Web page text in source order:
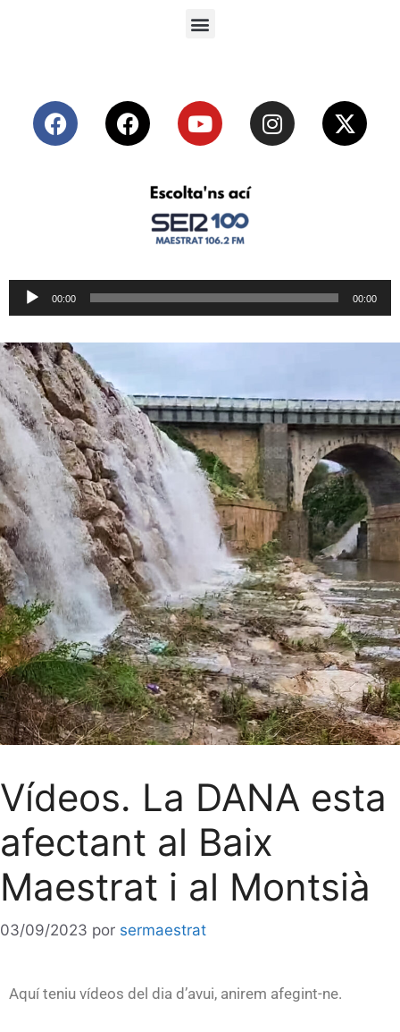
Reproductor
de
00:00 00:00
Vídeos. La DANA esta
afectant al Baix
Maestrat i al Montsià
03/09/2023 por sermaestrat
Aquí teniu vídeos del dia d’avui, anirem afegint-ne.